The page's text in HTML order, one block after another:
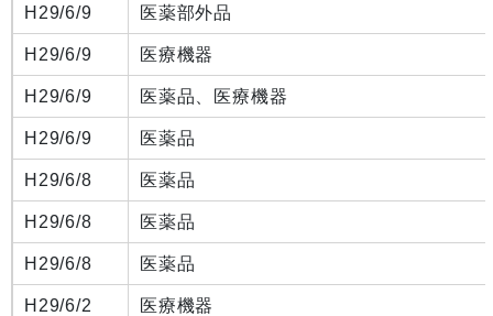
H29/6/9 医薬部外品
H29/6/9 医療機器
H29/6/9 医薬品、医療機器
H29/6/9 医薬品
H29/6/8 医薬品
H29/6/8 医薬品
H29/6/8 医薬品
H29/6/2 医療機器